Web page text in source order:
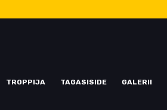
TROPPIJA TAGASISIDE GALERII